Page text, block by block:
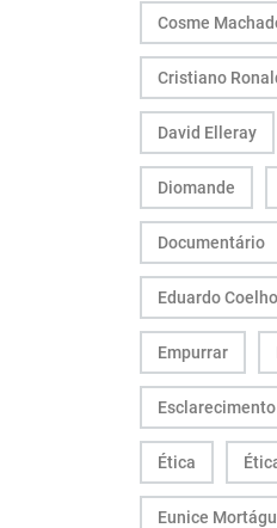
Cosme
Cristiano
David Elleray
Diomande
Documentário
Eduardo Coelho
Empurrar
Ética
Eunice